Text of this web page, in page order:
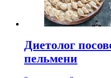
Диетолог
пельмени